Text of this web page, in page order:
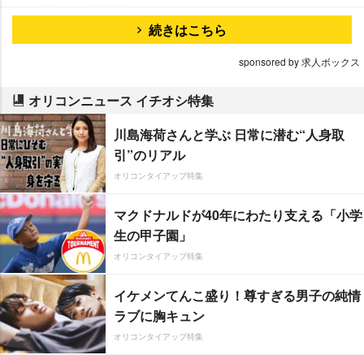
続きはこちら
sponsored by 求人ボックス
オリコンニュース イチオシ特集
川島海荷さんと学ぶ 日常に潜む“人身取
引”のリアル
オリコンタイアップ特集
マクドナルドが40年にわたり支える「小学
生の甲子園」
オリコンタイアップ特集
イケメンてんこ盛り！尊すぎる男子の純情
ラブに胸キュン
オリコンタイアップ特集